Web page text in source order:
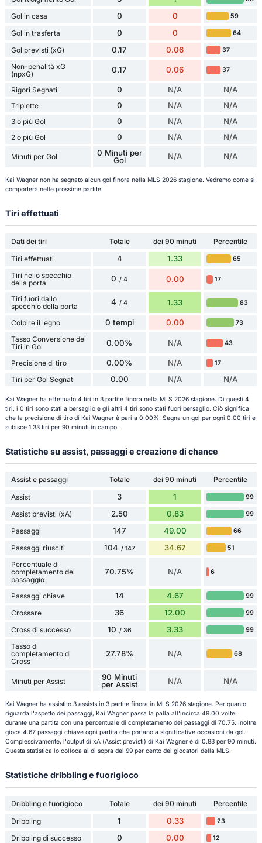
Gol in casa 0 0 59
Gol in trasferta 0 0 64
Gol previsti (xG) 0.17 0.06 37
Non-penalità xG
(npxG)
0.17 0.06 37
Rigori Segnati 0 N/A N/A
Triplette 0 N/A N/A
3 o più Gol 0 N/A N/A
2 o più Gol 0 N/A N/A
Minuti per Gol
0 Minuti per
Gol
N/A N/A
Kai Wagner non ha segnato alcun gol finora nella MLS 2026 stagione. Vedremo come si
comporterà nelle prossime partite.
Tiri effettuati
Dati dei tiri Totale dei 90 minuti
Percentile
Tiri effettuati
4 1.33 65
Tiri nello specchio
della porta
0 / 4 0.00 17
Tiri fuori dallo
specchio della porta
4 / 4 1.33 83
Colpire il legno 0 tempi 0.00 73
Tasso Conversione dei
Tiri in Gol
0.00% N/A 43
Precisione di tiro 0.00% N/A 17
Tiri per Gol Segnati 0.00 N/A N/A
Kai Wagner ha effettuato 4 tiri in 3 partite finora nella MLS 2026 stagione. Di questi 4
tiri, i 0 tiri sono stati a bersaglio e gli altri 4 tiri sono stati fuori bersaglio. Ciò significa
che la precisione di tiro di Kai Wagner è pari a 0.00%. Segna un gol per ogni 0.00 tiri e
subisce 1.33 tiri per 90 minuti in campo.
Statistiche su assist, passaggi e creazione di chance
Assist e passaggi Totale dei 90 minuti
Percentile
Assist
3 1 99
Assist previsti (xA) 2.50 0.83 99
Passaggi 147 49.00 66
Passaggi riusciti 104 / 147 34.67 51
Percentuale di
completamento del
passaggio
70.75% N/A 6
Passaggi chiave 14 4.67 99
Crossare 36 12.00 99
Cross di successo 10 / 36 3.33 99
Tasso di
completamento di
Cross
27.78% N/A 68
Minuti per Assist
90 Minuti
per Assist
N/A N/A
Kai Wagner ha assistito 3 assists in 3 partite finora in MLS 2026 stagione. Per quanto
riguarda l'aspetto dei passaggi, Kai Wagner passa la palla all'incirca 49.00 volte
durante una partita con una percentuale di completamento dei passaggi di 70.75. Inoltre
gioca 4.67 passaggi chiave ogni partita che portano a significative occasioni da gol.
Complessivamente, l'output di xA (Assist previsti) di Kai Wagner è di 0.83 per 90 minuti.
Questa statistica lo colloca al di sopra del 99 per cento dei giocatori della MLS.
Statistiche dribbling e fuorigioco
Dribbling e fuorigioco Totale dei 90 minuti
Percentile
Dribbling
1 0.33 23
Dribbling di successo 0 0.00 12